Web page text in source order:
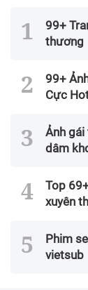
99+
thương
99+
Cực
Ảnh gái
dâm
Top
xuyên
Phim
vietsub